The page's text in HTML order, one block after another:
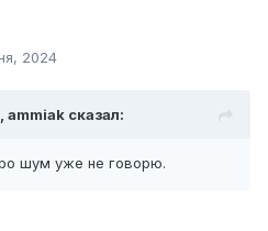
2024
ammiak сказал:
шум уже не говорю.